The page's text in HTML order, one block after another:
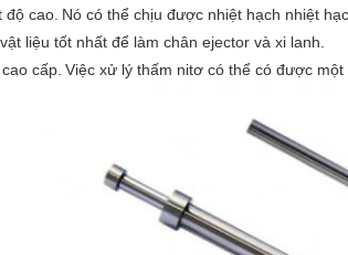
cao. Nó có thể chịu được nhiệt hạch nhiệt
liệu tốt nhất để làm chân ejector và xi lanh.
cấp. Việc xử lý thấm nitơ có thể có được